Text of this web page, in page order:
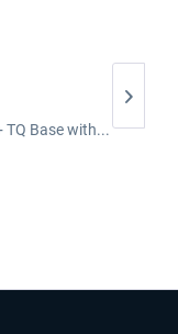
TQ Base with...